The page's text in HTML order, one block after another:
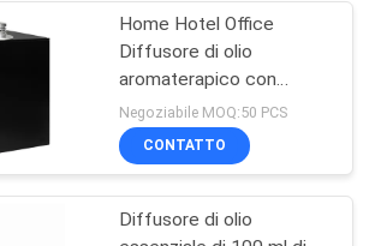
Home Hotel Office
Diffusore di olio
aromaterapico con
involucro metallico e
livello di rumore 40dBa
Negoziabile MOQ:50 PCS
CONTATTO
Diffusore di olio